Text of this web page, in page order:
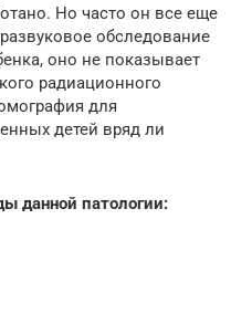
Но часто он все еще
обследование
оно не показывает
радиационного
для
детей вряд ли
данной патологии: